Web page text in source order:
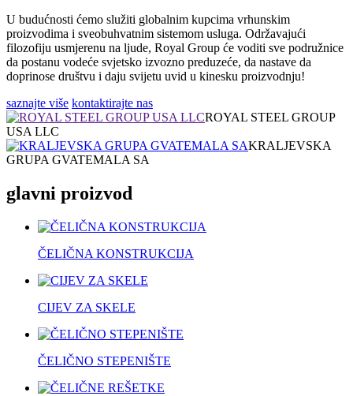
U budućnosti ćemo služiti globalnim kupcima vrhunskim
proizvodima i sveobuhvatnim sistemom usluga. Održavajući
filozofiju usmjerenu na ljude, Royal Group će voditi sve podružnice
da postanu vodeće svjetsko izvozno preduzeće, da nastave da
doprinose društvu i daju svijetu uvid u kinesku proizvodnju!
saznajte više kontaktirajte nas
ROYAL STEEL GROUP
USA LLC
KRALJEVSKA
GRUPA GVATEMALA SA
glavni proizvod
ČELIČNA KONSTRUKCIJA
CIJEV ZA SKELE
ČELIČNO STEPENIŠTE